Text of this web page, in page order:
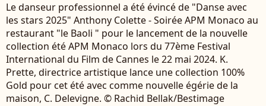
Le danseur professionnel a été évincé de "Danse avec
les stars 2025" Anthony Colette - Soirée APM Monaco au
restaurant "le Baoli " pour le lancement de la nouvelle
collection été APM Monaco lors du 77ème Festival
International du Film de Cannes le 22 mai 2024. K.
Prette, directrice artistique lance une collection 100%
Gold pour cet été avec comme nouvelle égérie de la
maison, C. Delevigne. © Rachid Bellak/Bestimage